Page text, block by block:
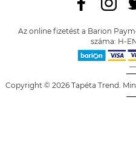
Az online fizetést a Barion
száma: H-
Copyright © 2026 Tapéta Trend.